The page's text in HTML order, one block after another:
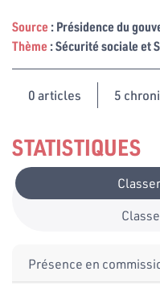
STATISTIQUES
Source: Présidence du
Thème: Sécurité sociale et
0articles 5